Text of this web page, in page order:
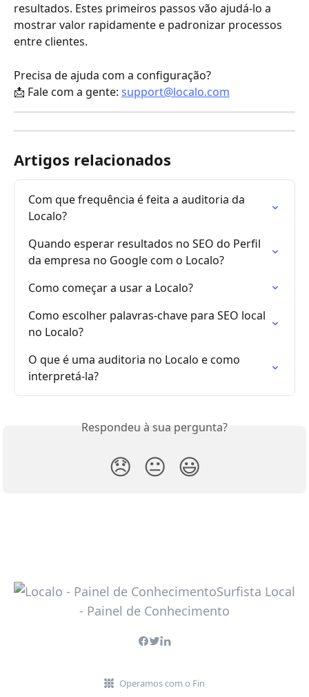
resultados. Estes primeiros passos vão ajudá-lo a
mostrar valor rapidamente e padronizar processos
entre clientes.
Precisa de ajuda com a configuração?
📩 Fale com a gente: support@localo.com
Artigos relacionados
Com que frequência é feita a auditoria da
Localo?
Quando esperar resultados no SEO do Perfil
da empresa no Google com o Localo?
Como começar a usar a Localo?
Como escolher palavras-chave para SEO local
no Localo?
O que é uma auditoria no Localo e como
interpretá-la?
Respondeu à sua pergunta?
😞 😐 😃
Operamos com o Fin